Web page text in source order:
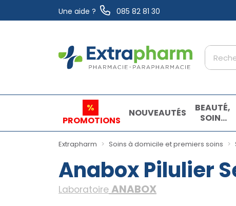
Une aide ? 085 82 81 30
Extrapharm Votre pharmacie en ligne à
%
PROMOTIONS
NOUVEAUTÉS
BEAUTÉ,
SOINS
ET
Extrapharm Soins à domicile et premiers soins
Anabox Pilulier
Laboratoire ANABOX